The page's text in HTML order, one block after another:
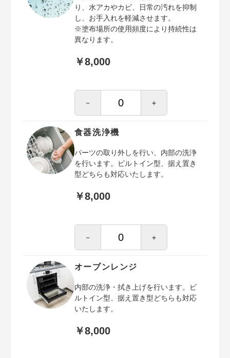
り、水アカやカビ、日常の汚れを抑制
し、お手入れを軽減させます。
※塗布場所の使用頻度により持続性は
異なります。
￥8,000
－ ＋
食器洗浄機
パーツの取り外しを行い、内部の洗浄
を行います。ビルトイン型、据え置き
型どちらも対応いたします。
￥8,000
－ ＋
オーブンレンジ
内部の洗浄・拭き上げを行います。ビ
ルトイン型、据え置き型どちらも対応
いたします。
￥8,000